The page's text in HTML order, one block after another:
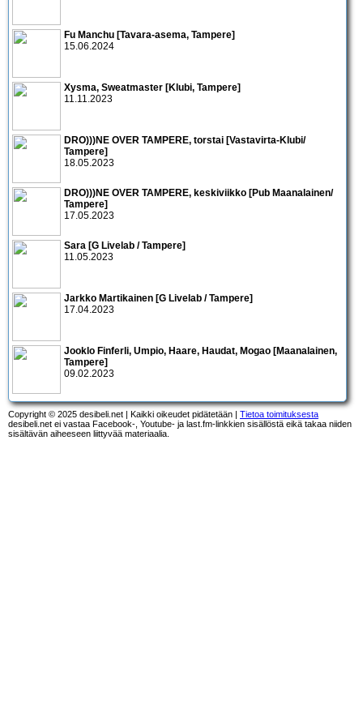
Fu Manchu [Tavara-asema, Tampere]
15.06.2024
Xysma, Sweatmaster [Klubi, Tampere]
11.11.2023
DRO)))NE OVER TAMPERE, torstai [Vastavirta-Klubi/
Tampere]
18.05.2023
DRO)))NE OVER TAMPERE, keskiviikko [Pub Maanalainen/
Tampere]
17.05.2023
Sara [G Livelab / Tampere]
11.05.2023
Jarkko Martikainen [G Livelab / Tampere]
17.04.2023
Jooklo Finferli, Umpio, Haare, Haudat, Mogao [Maanalainen,
Tampere]
09.02.2023
Copyright © 2025 desibeli.net | Kaikki oikeudet pidätetään | Tietoa toimituksesta
desibeli.net ei vastaa Facebook-, Youtube- ja last.fm-linkkien sisällöstä eikä takaa niiden
sisältävän aiheeseen liittyvää materiaalia.